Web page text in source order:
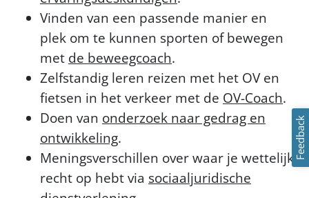
Feedback
Vinden van een passende manier en
plek om te kunnen sporten of bewegen
met de beweegcoach.
Zelfstandig leren reizen met het OV en
fietsen in het verkeer met de OV-Coach.
Doen van onderzoek naar gedrag en
ontwikkeling.
Meningsverschillen over waar je wettelijk
recht op hebt via sociaaljuridische